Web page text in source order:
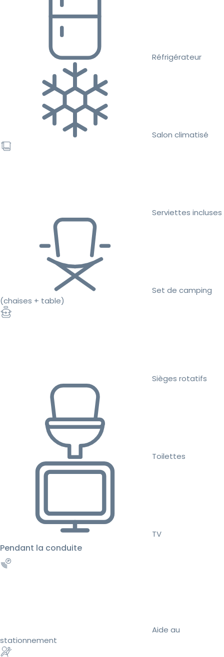
Réfrigérateur
Salon climatisé
Serviettes incluses
Set de camping
(chaises + table)
Sièges rotatifs
Toilettes
TV
Pendant la conduite
Aide au
stationnement